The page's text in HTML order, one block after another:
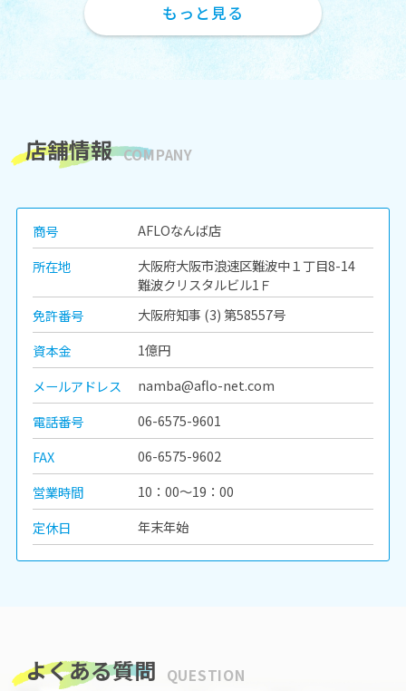
★パークハイム南加賀屋
・駅から徒歩圏内！
・スーパーコンビニ徒歩圏内！
◎オンライン内見可能です！
AFLOなんば店 06-6575-9601
2026.08.05
AFFLUENCE難波EAST
・小型犬2匹飼育相談！
・ネット無料！
・広々とした1LDK！
2026.08.03
もっと見る
店舗情報 COMPANY
商号
AFLOなんば店
所在地
大阪府大阪市浪速区難波中１丁目8-14
難波クリスタルビル1Ｆ
免許番号
大阪府知事 (3) 第58557号
資本金
1億円
メールアドレス
namba@aflo-net.com
電話番号
06-6575-9601
FAX
06-6575-9602
営業時間
10：00～19：00
定休日
年末年始
よくある質問 QUESTION